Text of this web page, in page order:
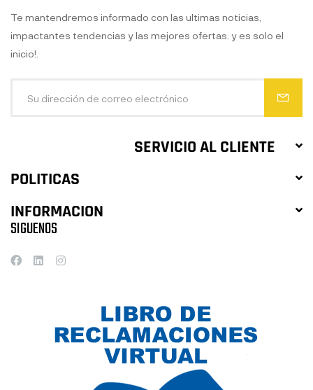
SERVICIO AL CLIENTE
POLITICAS
INFORMACION
Te mantendremos informado con las ultimas noticias,
impactantes tendencias y las mejores ofertas. y es solo el
inicio!.
SIGUENOS